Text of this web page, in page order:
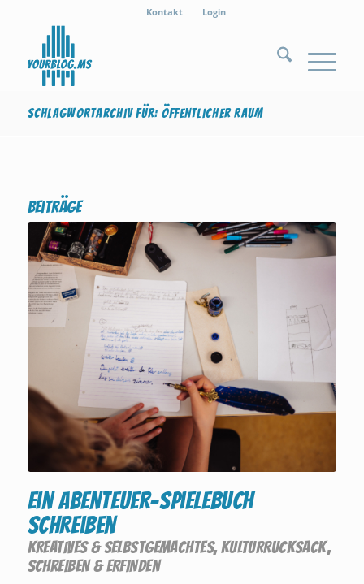
Kontakt Login
Schlagwortarchiv für: öffentlicher raum
Beiträge
Ein Abenteuer-Spielebuch
schreiben
KREATIVES & SELBSTGEMACHTES, KULTURRUCKSACK,
SCHREIBEN & ERFINDEN